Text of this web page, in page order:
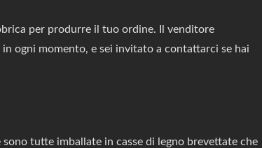
per produrre il tuo ordine. Il venditore
ogni momento, e sei invitato a contattarci se hai
sono tutte imballate in casse di legno brevettate che